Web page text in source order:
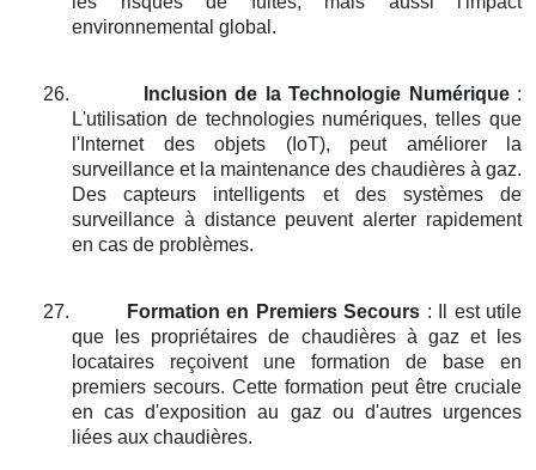
environnemental global.
26. Inclusion de la Technologie Numérique:
L'utilisation de technologies numériques, telles que
l'Internet des objets (IoT), peut améliorer la
surveillance et la maintenance des chaudières à gaz.
Des capteurs intelligents et des systèmes de
surveillance à distance peuvent alerter rapidement
en cas de problèmes.
27. Formation en Premiers Secours : Il est utile
que les propriétaires de chaudières à gaz et les
locataires reçoivent une formation de base en
premiers secours. Cette formation peut être cruciale
en cas d'exposition au gaz ou d'autres urgences
liées aux chaudières.